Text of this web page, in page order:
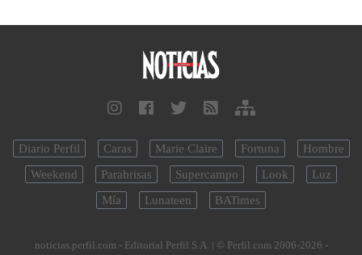
Diario Perfil Caras Marie Claire Fortuna
Hombre
Weekend
Parabrisas Supercampo Look
Luz
Mía
Lunateen BATimes
noticias.perfil.com - Editorial Perfil S.A. | © Perfil.com 2006-2026 -